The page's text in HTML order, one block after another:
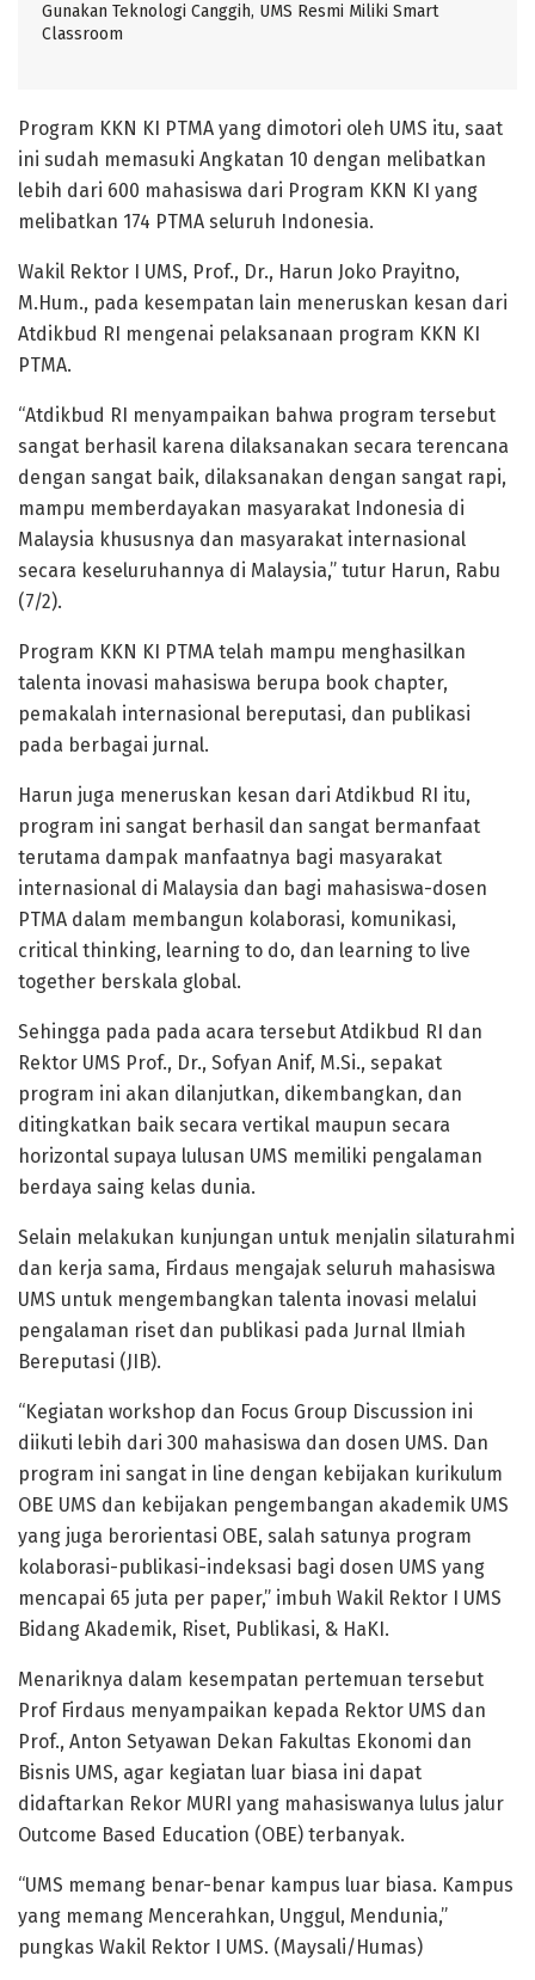
Gunakan Teknologi Canggih, UMS Resmi Miliki Smart
Classroom
Program KKN KI PTMA yang dimotori oleh UMS itu, saat
ini sudah memasuki Angkatan 10 dengan melibatkan
lebih dari 600 mahasiswa dari Program KKN KI yang
melibatkan 174 PTMA seluruh Indonesia.
Wakil Rektor I UMS, Prof., Dr., Harun Joko Prayitno,
M.Hum., pada kesempatan lain meneruskan kesan dari
Atdikbud RI mengenai pelaksanaan program KKN KI
PTMA.
“Atdikbud RI menyampaikan bahwa program tersebut
sangat berhasil karena dilaksanakan secara terencana
dengan sangat baik, dilaksanakan dengan sangat rapi,
mampu memberdayakan masyarakat Indonesia di
Malaysia khususnya dan masyarakat internasional
secara keseluruhannya di Malaysia,” tutur Harun, Rabu
(7/2).
Program KKN KI PTMA telah mampu menghasilkan
talenta inovasi mahasiswa berupa book chapter,
pemakalah internasional bereputasi, dan publikasi
pada berbagai jurnal.
Harun juga meneruskan kesan dari Atdikbud RI itu,
program ini sangat berhasil dan sangat bermanfaat
terutama dampak manfaatnya bagi masyarakat
internasional di Malaysia dan bagi mahasiswa-dosen
PTMA dalam membangun kolaborasi, komunikasi,
critical thinking, learning to do, dan learning to live
together berskala global.
Sehingga pada pada acara tersebut Atdikbud RI dan
Rektor UMS Prof., Dr., Sofyan Anif, M.Si., sepakat
program ini akan dilanjutkan, dikembangkan, dan
ditingkatkan baik secara vertikal maupun secara
horizontal supaya lulusan UMS memiliki pengalaman
berdaya saing kelas dunia.
Selain melakukan kunjungan untuk menjalin silaturahmi
dan kerja sama, Firdaus mengajak seluruh mahasiswa
UMS untuk mengembangkan talenta inovasi melalui
pengalaman riset dan publikasi pada Jurnal Ilmiah
Bereputasi (JIB).
“Kegiatan workshop dan Focus Group Discussion ini
diikuti lebih dari 300 mahasiswa dan dosen UMS. Dan
program ini sangat in line dengan kebijakan kurikulum
OBE UMS dan kebijakan pengembangan akademik UMS
yang juga berorientasi OBE, salah satunya program
kolaborasi-publikasi-indeksasi bagi dosen UMS yang
mencapai 65 juta per paper,” imbuh Wakil Rektor I UMS
Bidang Akademik, Riset, Publikasi, & HaKI.
Menariknya dalam kesempatan pertemuan tersebut
Prof Firdaus menyampaikan kepada Rektor UMS dan
Prof., Anton Setyawan Dekan Fakultas Ekonomi dan
Bisnis UMS, agar kegiatan luar biasa ini dapat
didaftarkan Rekor MURI yang mahasiswanya lulus jalur
Outcome Based Education (OBE) terbanyak.
“UMS memang benar-benar kampus luar biasa. Kampus
yang memang Mencerahkan, Unggul, Mendunia,”
pungkas Wakil Rektor I UMS. (Maysali/Humas)